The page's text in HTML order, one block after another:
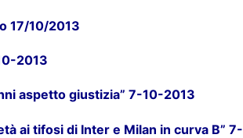
17/10/2013
2013
aspetto giustizia” 7-10-2013
ai tifosi di Inter e Milan in curva B” 7-